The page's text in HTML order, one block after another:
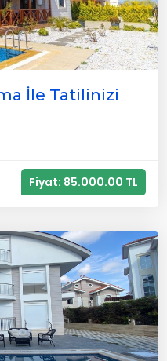
İle Tatilinizi
Fiyat: 85.000.00 TL